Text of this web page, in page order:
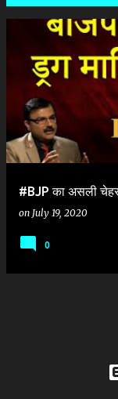
s
#BJP का असली
on July 19, 2020
0